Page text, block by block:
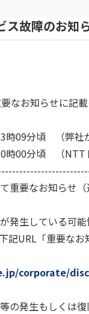
ス故障のお
なお知らせに記
09分頃 （弊社が
00分頃 （NTT
重要なお知らせ
発生している可
記URL「重要な
corporate/
の発生もしくは